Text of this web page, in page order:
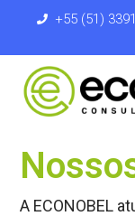
+55 (51)
A ECONOBEL